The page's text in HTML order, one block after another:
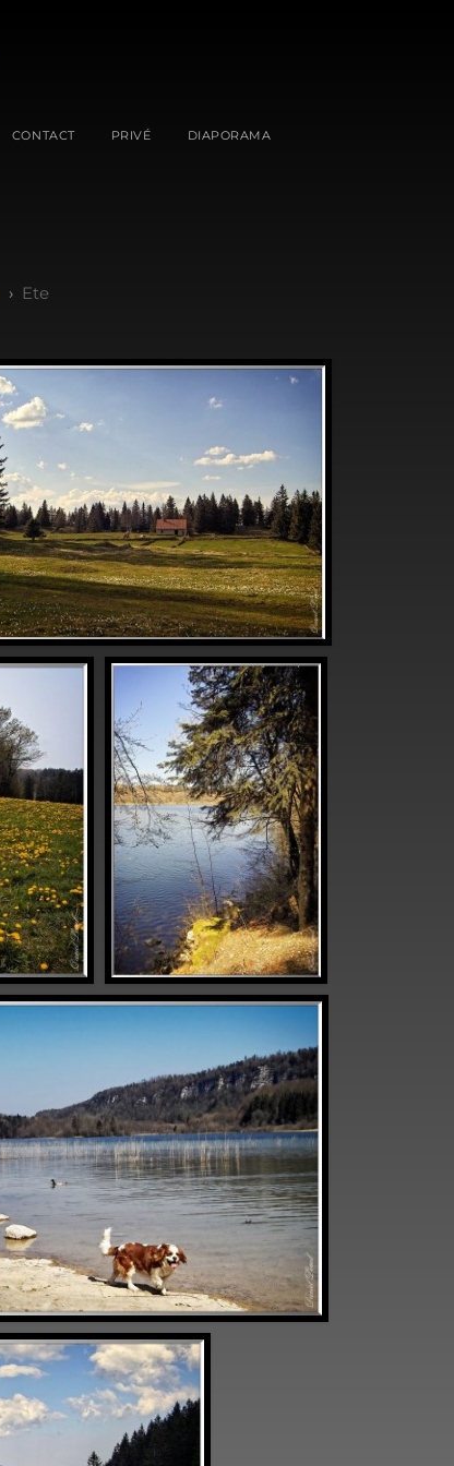
CONTACT PRIVÉ DIAPORAMA
Ete